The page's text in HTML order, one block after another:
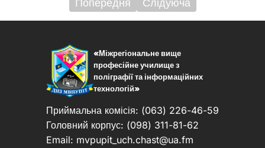
Навігація
записів
Попередня Слідуюча
«Міжрегіональне вище
професійне училище з
поліграфії та інформаційних
технологій»
Приймальна комісія: (063) 226-46-59
Головний корпус: (098) 311-81-62
Email: mvpupit_uch.chast@ua.fm